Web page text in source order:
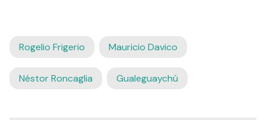
Rogelio Frigerio Mauricio Davico
Néstor Roncaglia Gualeguaychú